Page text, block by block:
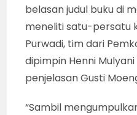
belasan judul buku di
meneliti satu-persatu
Purwadi, tim dari
dipimpin Henni
penjelasan Gusti
“Sambil